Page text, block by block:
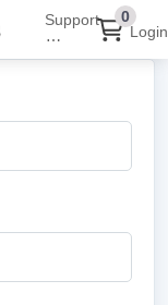
Support
⋯
0
Login